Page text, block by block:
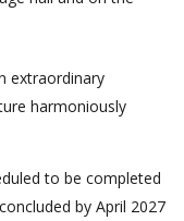
extraordinary
harmoniously
to be completed
by April 2027